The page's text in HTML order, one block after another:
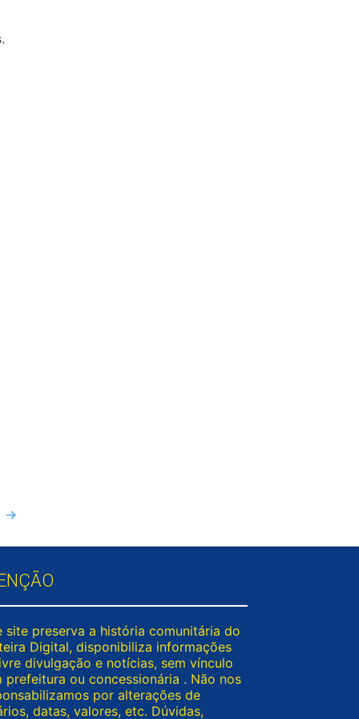
→
site preserva a história comunitária do
Digital, disponibiliza informações
divulgação e notícias, sem vínculo
prefeitura ou concessionária . Não nos
por alterações de
datas, valores, etc. Dúvidas,